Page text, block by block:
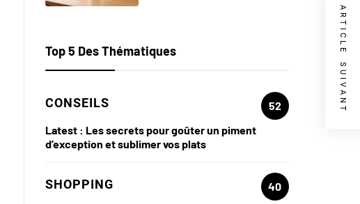
ARTICLE SUIVANT
Top 5 Des Thématiques
CONSEILS
52
Latest : Les secrets pour goûter un piment
d’exception et sublimer vos plats
SHOPPING
40